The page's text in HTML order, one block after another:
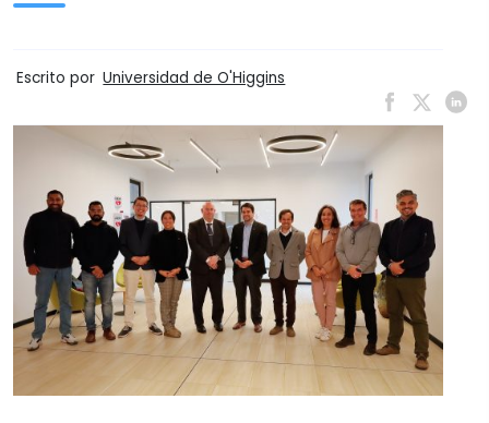
Escrito por Universidad de O'Higgins